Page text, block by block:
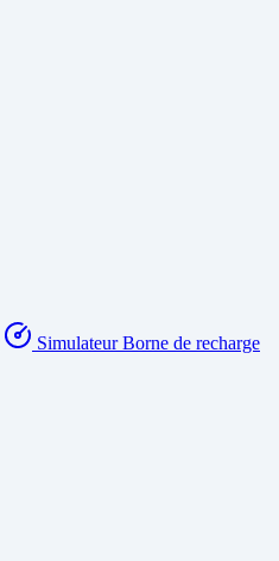
Simulateur Borne de recharge